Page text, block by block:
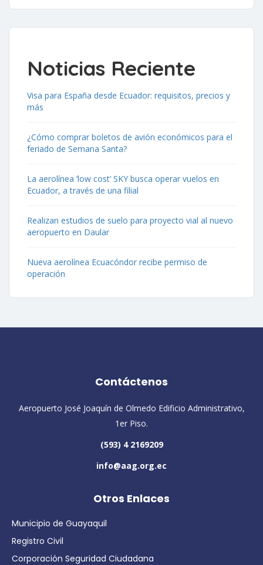
Noticias Reciente
Visa para España desde Ecuador: requisitos, precios y
más
¿Cómo comprar boletos de avión económicos para el
feriado de Semana Santa?
La aerolínea ‘low cost’ SKY busca operar vuelos en
Ecuador, a través de una filial
Realizan estudios de suelo para proyecto vial al nuevo
aeropuerto en Daular
Nueva aerolínea Ecuacóndor recibe permiso de
operación
Contáctenos
Aeropuerto José Joaquín de Olmedo Edificio Administrativo,
1er Piso.
(593) 4 2169209
info@aag.org.ec
Otros Enlaces
Municipio de Guayaquil
Registro Civil
Corporación Seguridad Ciudadana